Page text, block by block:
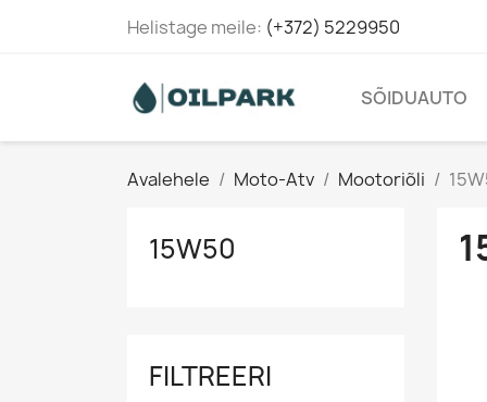
Helistage meile: (+372) 5229950
SÕIDUAUTO
Avalehele Moto-Atv Mootoriõli
15W50
FILTREERI